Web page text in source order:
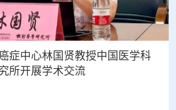
症中心林国贤教授中国医学科
所开展学术交流